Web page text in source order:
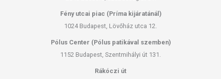
Fény utcai piac (Príma kijáratánál)
1024 Budapest, Lövőház utca 12.
Pólus Center (Pólus patikával szemben)
1152 Budapest, Szentmihályi út 131.
Rákóczi út